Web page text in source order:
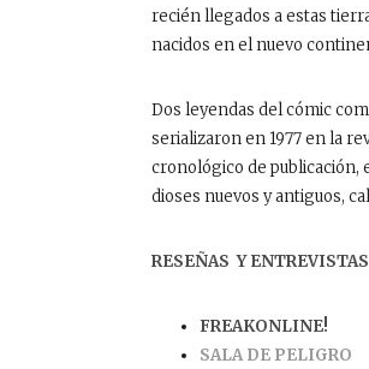
recién llegados a estas
nacidos en el nuevo
Dos leyendas del cómic
serializaron en 1977 en la
cronológico de publicación,
dioses nuevos y antiguos, c
RESEÑAS Y ENTREVISTAS
FREAKONLINE!
SALA DE PELIGRO